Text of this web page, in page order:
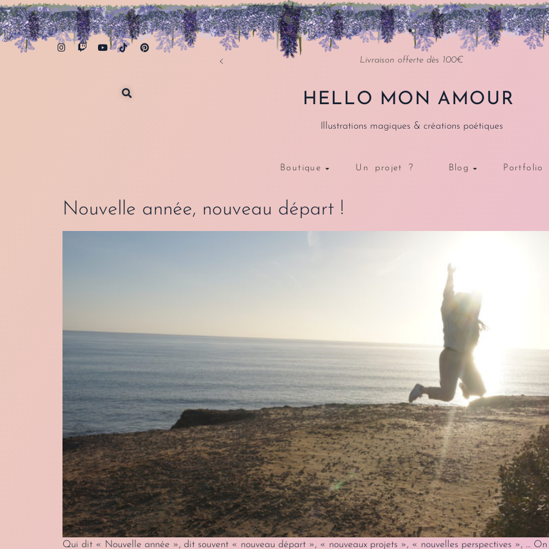
Livraison offerte dès 100€
HELLO MON AMOUR
Illustrations magiques & créations poétiques
Boutique Un projet ? Blog Portfolio
Nouvelle année, nouveau départ !
Qui dit « Nouvelle année », dit souvent « nouveau départ », « nouveaux projets », « nouvelles perspectives », …